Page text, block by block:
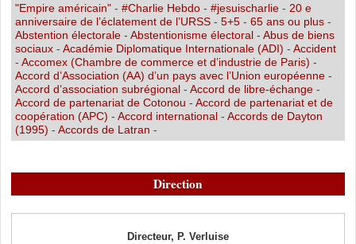
"Empire américain"- #Charlie Hebdo- #jesuischarlie- 20 e
anniversaire de l’éclatement de l’URSS- 5+5- 65 ans ou plus-
Abstention électorale- Abstentionisme électoral- Abus de biens
sociaux- Académie Diplomatique Internationale (ADI) - Accident
- Accomex (Chambre de commerce et d’industrie de Paris) -
Accord d’Association (AA) d’un pays avec l’Union européenne-
Accord d’association subrégional- Accord de libre-échange-
Accord de partenariat de Cotonou - Accord de partenariat et de
coopération (APC) - Accord international- Accords de Dayton
(1995) - Accords de Latran -
Direction
Directeur, P. Verluise